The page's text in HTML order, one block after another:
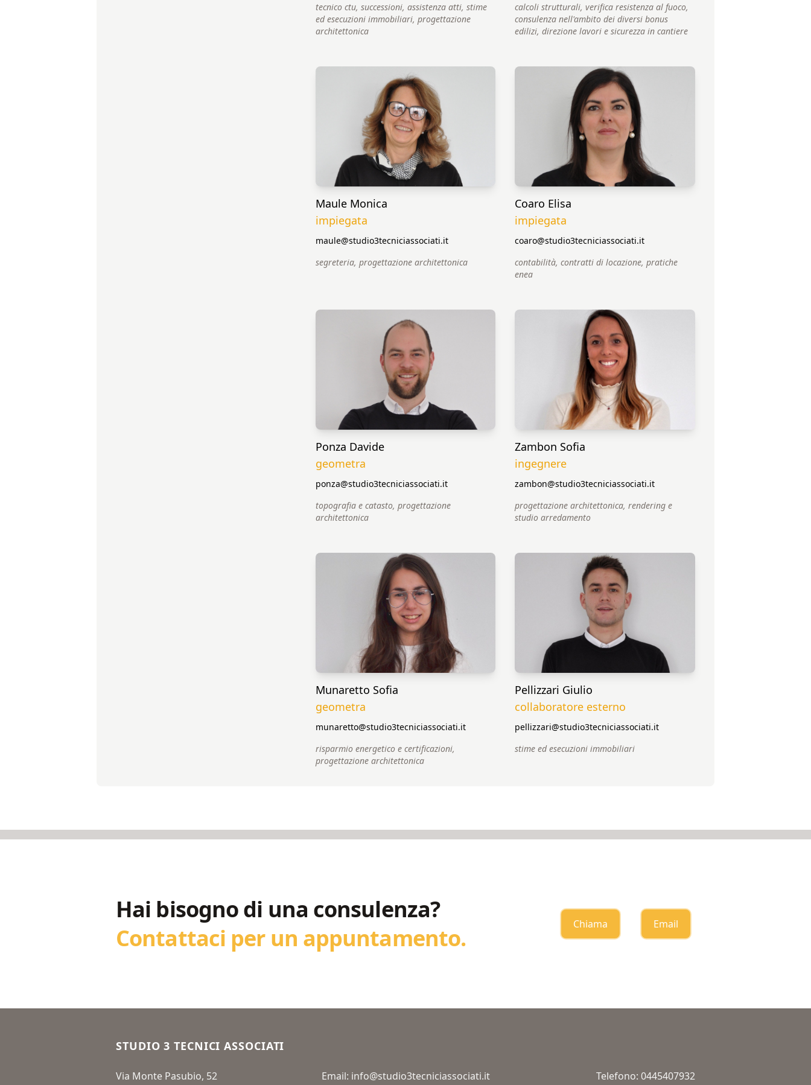
tecnico ctu, successioni, assistenza atti, stime
ed esecuzioni immobiliari, progettazione
architettonica
calcoli strutturali, verifica resistenza al fuoco,
consulenza nell'ambito dei diversi bonus
edilizi, direzione lavori e sicurezza in cantiere
Maule Monica
impiegata
maule@studio3tecniciassociati.it
segreteria, progettazione architettonica
Coaro Elisa
impiegata
coaro@studio3tecniciassociati.it
contabilità, contratti di locazione, pratiche
enea
Ponza Davide
geometra
ponza@studio3tecniciassociati.it
topografia e catasto, progettazione
architettonica
Zambon Sofia
ingegnere
zambon@studio3tecniciassociati.it
progettazione architettonica, rendering e
studio arredamento
Munaretto Sofia
geometra
munaretto@studio3tecniciassociati.it
risparmio energetico e certificazioni,
progettazione architettonica
Pellizzari Giulio
collaboratore esterno
pellizzari@studio3tecniciassociati.it
stime ed esecuzioni immobiliari
Hai bisogno di una consulenza?
Contattaci per un appuntamento.
Chiama Email
STUDIO 3 TECNICI ASSOCIATI
Via Monte Pasubio, 52
Email: info@studio3tecniciassociati.it Telefono: 0445407932